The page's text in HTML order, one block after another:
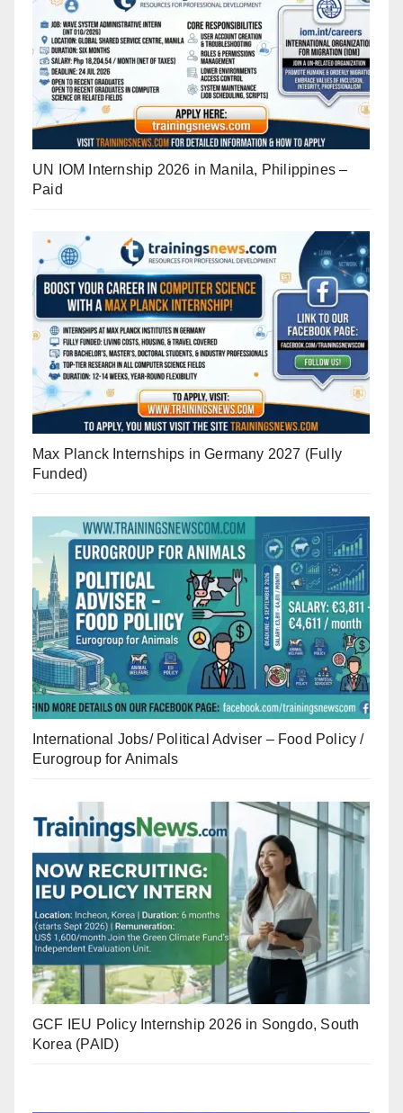
UN IOM Internship 2026 in Manila, Philippines –
Paid
Max Planck Internships in Germany 2027 (Fully
Funded)
International Jobs/ Political Adviser – Food Policy /
Eurogroup for Animals
GCF IEU Policy Internship 2026 in Songdo, South
Korea (PAID)